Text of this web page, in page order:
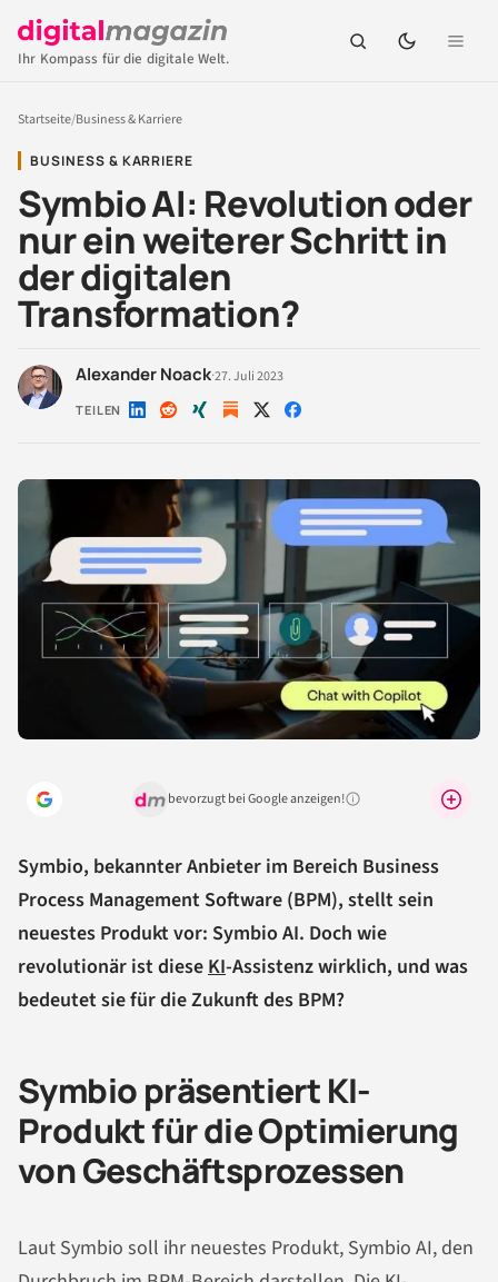
Ihr Kompass für die digitale Welt.
Startseite/Business & Karriere
BUSINESS & KARRIERE
Symbio AI: Revolution oder
nur ein weiterer Schritt in
der digitalen
Transformation?
Alexander Noack·27. Juli 2023
TEILEN Auf Auf Auf Auf Auf
bevorzugt bei Google anzeigen!Warum lohnt sich das?
Symbio, bekannter Anbieter im Bereich Business
Process Management Software (BPM), stellt sein
neuestes Produkt vor: Symbio AI. Doch wie
revolutionär ist diese KI-Assistenz wirklich, und was
bedeutet sie für die Zukunft des BPM?
Symbio präsentiert KI-
Produkt für die Optimierung
von Geschäftsprozessen
Laut Symbio soll ihr neuestes Produkt, Symbio AI, den